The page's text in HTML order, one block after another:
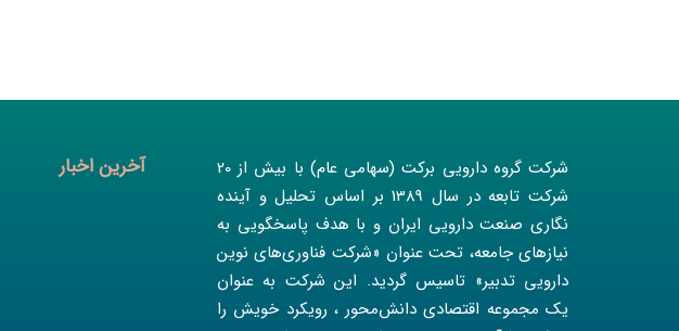
شرکت گروه دارویی برکت (سهامی عام) با بیش از 20
شرکت تابعه در سال 1389 بر اساس تحلیل و آینده
نگاری صنعت دارویی ایران و با هدف پاسخگویی به
نیازهای جامعه، تحت عنوان «شرکت فناوری‌های نوین
دارویی تدبیر» تاسیس گردید. این شرکت به عنوان
یک مجموعه اقتصادی دانش‌محور ، رویکرد خویش را
آخرین اخبار